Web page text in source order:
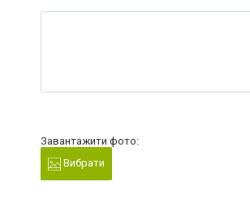
Завантажити фото:
Вибрати